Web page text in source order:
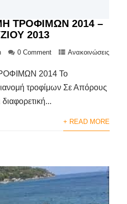
ΤΡΟΦΙΜΩΝ 2014 –
2013
0 Comment Ανακοινώσεις
2014 Το
τροφίμων Σε Απόρους
+ READ MORE